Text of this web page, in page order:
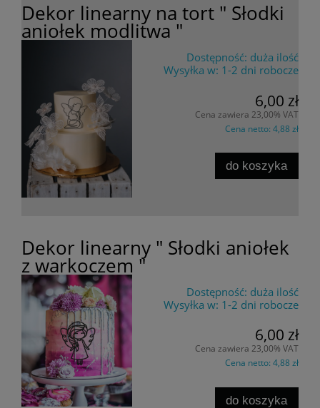
Dekor linearny na tort " Słodki
aniołek modlitwa "
Dostępność: duża ilość
Wysyłka w: 1-2 dni robocze
6,00 zł
Cena zawiera 23,00% VAT
Cena netto: 4,88 zł
do koszyka
Dekor linearny " Słodki aniołek
z warkoczem "
Dostępność: duża ilość
Wysyłka w: 1-2 dni robocze
6,00 zł
Cena zawiera 23,00% VAT
Cena netto: 4,88 zł
do koszyka